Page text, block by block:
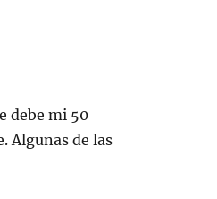
debe mi 50
Algunas de las